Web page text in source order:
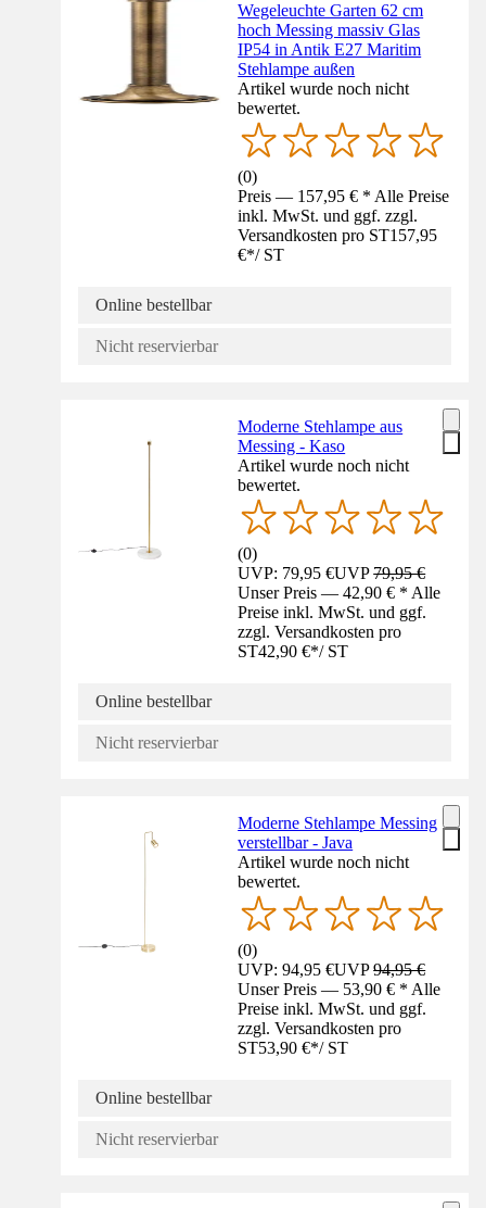
Wegeleuchte Garten 62 cm
hoch Messing massiv Glas
IP54 in Antik E27 Maritim
Stehlampe außen
Artikel wurde noch nicht
bewertet.
(0)
Preis — 157,95 € * Alle Preise
inkl. MwSt. und ggf. zzgl.
Versandkosten pro ST157,95
€*/ ST
Online bestellbar
Nicht reservierbar
Moderne Stehlampe aus
Messing - Kaso
Artikel wurde noch nicht
bewertet.
(0)
UVP: 79,95 €UVP79,95 €
Unser Preis — 42,90 € * Alle
Preise inkl. MwSt. und ggf.
zzgl. Versandkosten pro
ST42,90 €*/ ST
Online bestellbar
Nicht reservierbar
Moderne Stehlampe Messing
verstellbar - Java
Artikel wurde noch nicht
bewertet.
(0)
UVP: 94,95 €UVP94,95 €
Unser Preis — 53,90 € * Alle
Preise inkl. MwSt. und ggf.
zzgl. Versandkosten pro
ST53,90 €*/ ST
Online bestellbar
Nicht reservierbar